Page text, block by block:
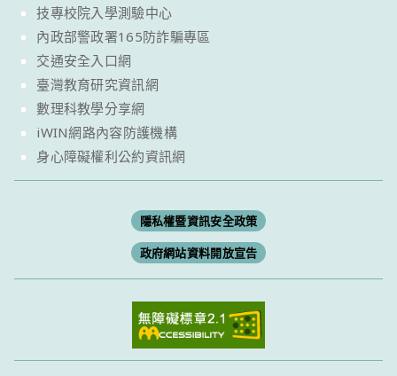
技專校院入學測驗中心
內政部警政署165防詐騙專區
交通安全入口網
臺灣教育研究資訊網
數理科教學分享網
iWIN網路內容防護機構
身心障礙權利公約資訊網
隱私權暨資訊安全政策
政府網站資料開放宣告